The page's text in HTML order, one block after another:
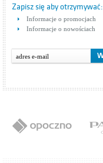
Zapisz się aby otrzymywać:
Informacje o promocjach
Informacje o nowościach